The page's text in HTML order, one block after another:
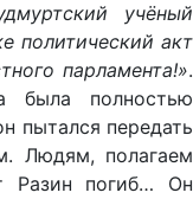
учёный
политический акт
парламента!».
была полностью
пытался передать
Людям, полагаем
Разин погиб… Он